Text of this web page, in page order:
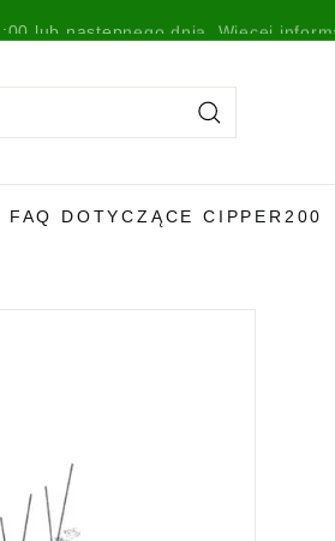
lub następnego dnia.
Szukaj
FAQ DOTYCZĄCE CIPPER200